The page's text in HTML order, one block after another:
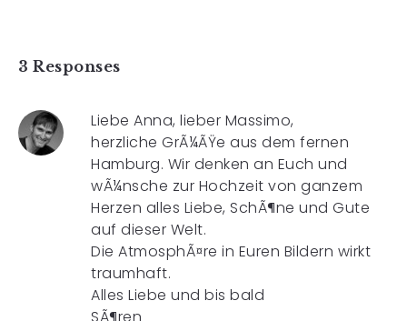
3 Responses
Liebe Anna, lieber Massimo,
herzliche GrÃ¼ÃŸe aus dem fernen
Hamburg. Wir denken an Euch und
wÃ¼nsche zur Hochzeit von ganzem
Herzen alles Liebe, SchÃ¶ne und Gute
auf dieser Welt.
Die AtmosphÃ¤re in Euren Bildern wirkt
traumhaft.
Alles Liebe und bis bald
SÃ¶ren